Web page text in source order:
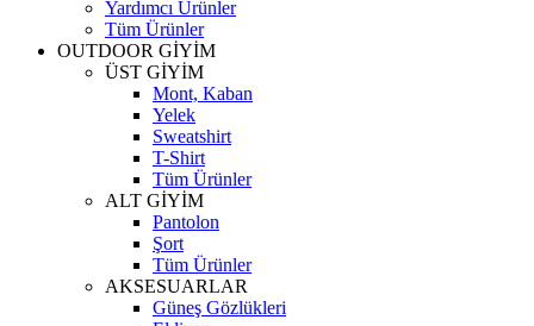
Yardımcı Ürünler
Tüm Ürünler
OUTDOOR GİYİM
ÜST GİYİM
Mont, Kaban
Yelek
Sweatshirt
T-Shirt
Tüm Ürünler
ALT GİYİM
Pantolon
Şort
Tüm Ürünler
AKSESUARLAR
Güneş Gözlükleri